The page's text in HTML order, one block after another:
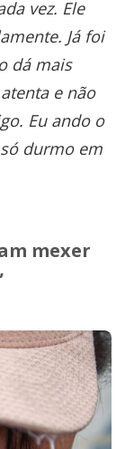
vez. Ele
Já foi
dá mais
e não
Eu ando o
durmo em
mexer